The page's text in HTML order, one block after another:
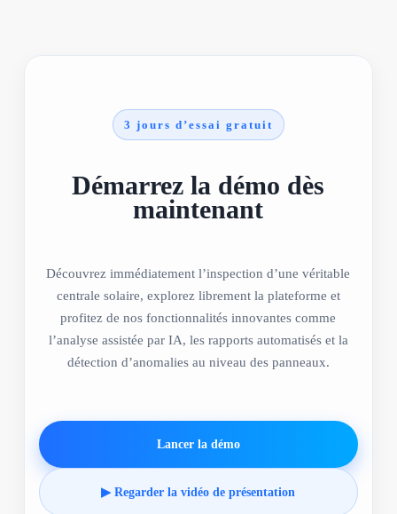
3 jours d’essai gratuit
Démarrez la démo dès
maintenant
Découvrez immédiatement l’inspection d’une véritable
centrale solaire, explorez librement la plateforme et
profitez de nos fonctionnalités innovantes comme
l’analyse assistée par IA, les rapports automatisés et la
détection d’anomalies au niveau des panneaux.
Lancer la démo
▶ Regarder la vidéo de présentation